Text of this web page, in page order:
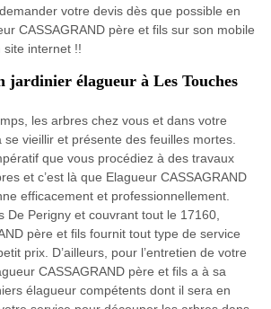
votre devis dès que possible en
CASSAGRAND père et fils sur son mobile
site internet !!
jardinier élagueur à Les Touches
les arbres chez vous et dans votre
vieillir et présente des feuilles mortes.
que vous procédiez à des travaux
et c’est là que Elagueur CASSAGRAND
efficacement et professionnellement.
De Perigny et couvrant tout le 17160,
père et fils fournit tout type de service
prix. D’ailleurs, pour l’entretien de votre
CASSAGRAND père et fils a à sa
élagueur compétents dont il sera en